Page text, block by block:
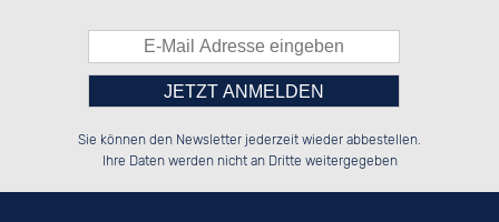
░░░░██░░██░░██░░██░░██░░░░████░░
░░████░░██████░░██████░░░░░░██░░
░░░░██░░██░░██░░██░░██░░░░░░██░░
Bitte tragen Sie die Zahl in
das nebenstehende Feld ein.
Sie können den Newsletter jederzeit wieder abbestellen.
Ihre Daten werden nicht an Dritte weitergegeben